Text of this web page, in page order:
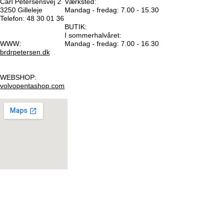
3250 Gilleleje
Telefon: 48 30 01 36
WWW:
brdrpetersen.dk
WEBSHOP:
volvopentashop.com
Mandag - fredag: 7.00 - 15.30
BUTIK:
I sommerhalvåret:
Mandag - fredag: 7.00 - 16.30